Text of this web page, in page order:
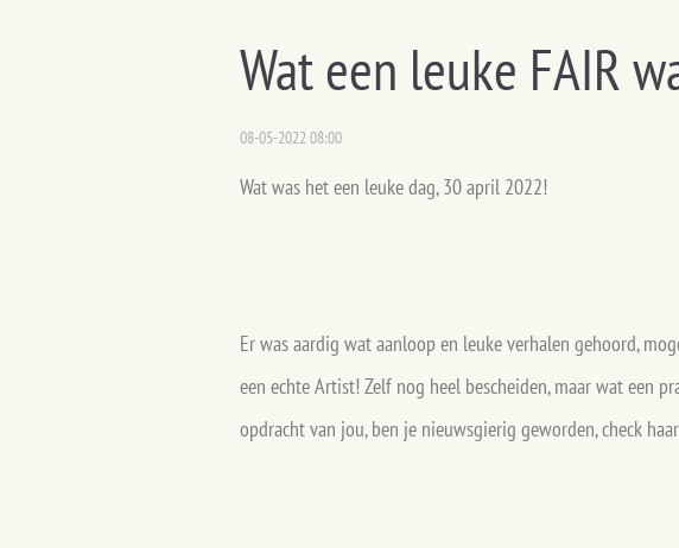
Wat een leuke FAIR
08-05-2022 08:00
Wat was het een leuke dag, 30 april 2022!
Er was aardig wat aanloop en leuke verhalen gehoord,
een echte Artist! Zelf nog heel bescheiden, maar wat een
opdracht van jou, ben je nieuwsgierig geworden, check